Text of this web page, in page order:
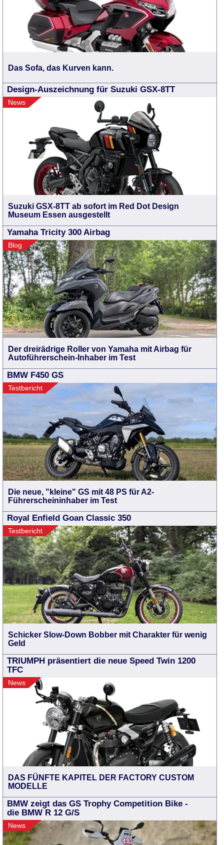
Das Sofa, das Kurven kann.
Design-Auszeichnung für Suzuki GSX-8TT
News
Suzuki GSX-8TT ab sofort im Red Dot Design
Museum Essen ausgestellt
Yamaha Tricity 300 Airbag
Blog
Der dreirädrige Roller von Yamaha mit Airbag für
Autoführerschein-Inhaber im Test
BMW F450 GS
Testbericht
Die neue, "kleine" GS mit 48 PS für A2-
Führerscheininhaber im Test
Royal Enfield Goan Classic 350
Testbericht
Schicker Slow-Down Bobber mit Charakter für wenig
Geld
TRIUMPH präsentiert die neue Speed Twin 1200
TFC
News
DAS FÜNFTE KAPITEL DER FACTORY CUSTOM
MODELLE
BMW zeigt das GS Trophy Competition Bike -
die BMW R 12 G/S
News